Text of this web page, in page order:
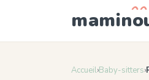
mamino
Accueil›Baby-sitters›